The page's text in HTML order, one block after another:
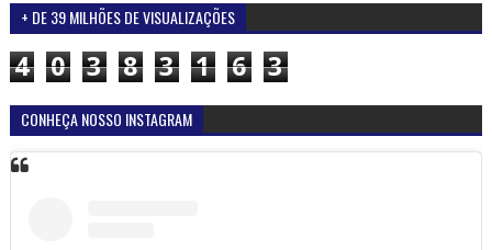
+ DE 39 MILHÕES DE VISUALIZAÇÕES
4 0 3 8 3 1 6 3
CONHEÇA NOSSO INSTAGRAM